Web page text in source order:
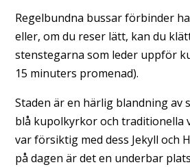
Regelbundna bussar förbinder
eller, om du reser lätt, kan du
stenstegarna som leder uppför
15 minuters promenad).
Staden är en härlig blandning av
blå kupolkyrkor och traditionella
var försiktig med dess Jekyll och
på dagen är det en underbar